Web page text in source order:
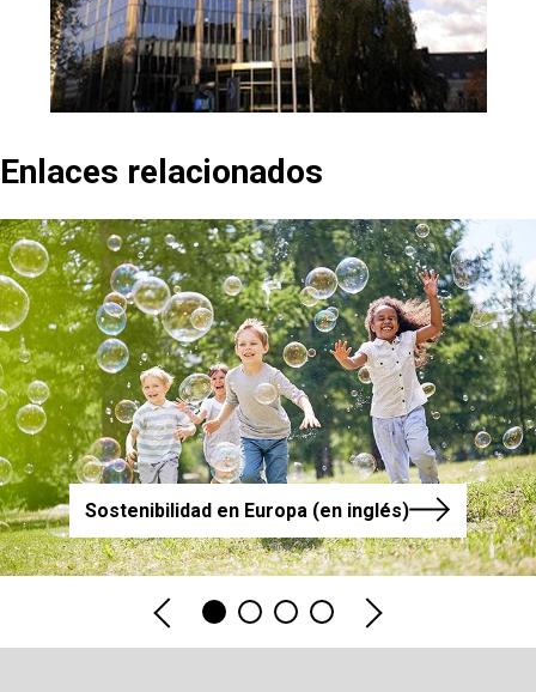
Enlaces relacionados
Sostenibilidad en Europa (en inglés)